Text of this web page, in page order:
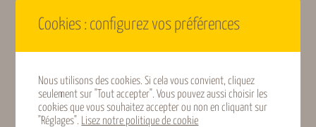
Floraison (Gard,
Fructification
(Gard, indicative)
Janvier, Décembre
Cookies : configurez vos préférences
Nous utilisons des cookies. Si cela vous convient, cliquez
seulement sur "Tout accepter". Vous pouvez aussi choisir les
cookies que vous souhaitez accepter ou non en cliquant sur
"Réglages". Lisez notre politique de cookie